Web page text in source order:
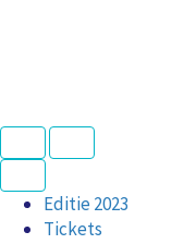
e
t
r
v
i
o
Editie 2023
Tickets